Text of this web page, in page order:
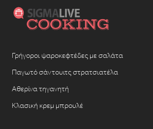
Γρήγοροι ψαροκεφτέδες με σαλάτα
Παγωτό σάντουιτς στρατσιατέλα
Αθερίνα τηγανητή
Κλασική κρεμ μπρουλέ